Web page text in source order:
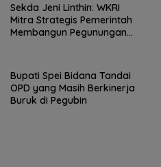
Sekda Jeni Linthin: WKRI
Mitra Strategis Pemerintah
Membangun Pegunungan
Bupati Spei Bidana Tandai
OPD yang Masih Berkinerja
Buruk di Pegubin